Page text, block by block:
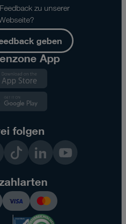
zu unserer
geben
App
folgen
YouTube